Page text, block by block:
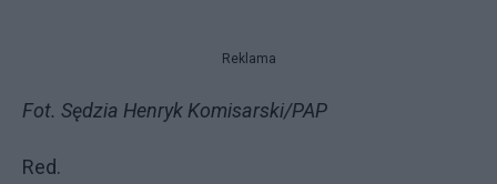
Reklama
Fot. Sędzia Henryk Komisarski/PAP
Red.